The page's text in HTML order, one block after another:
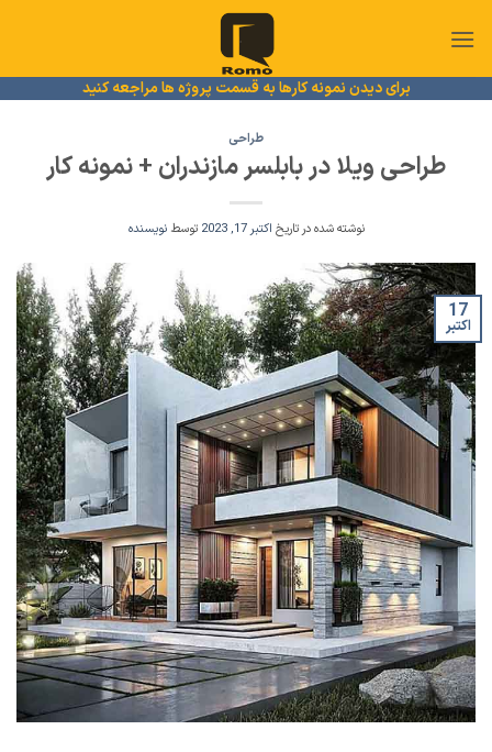
برای دیدن نمونه کارها به قسمت پروژه ها مراجعه کنید
طراحی
طراحی ویلا در بابلسر مازندران + نمونه کار
نوشته شده در تاریخ اکتبر 17, 2023 توسطنویسنده
17
اکتبر